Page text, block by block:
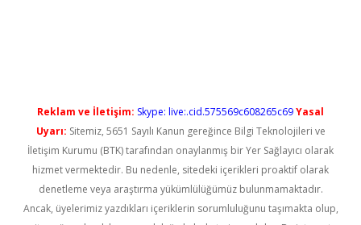
Reklam ve İletişim: Skype: live:.cid.575569c608265c69Yasal
Uyarı: Sitemiz, 5651 Sayılı Kanun gereğince Bilgi Teknolojileri ve
İletişim Kurumu (BTK) tarafından onaylanmış bir Yer Sağlayıcı olarak
hizmet vermektedir. Bu nedenle, sitedeki içerikleri proaktif olarak
denetleme veya araştırma yükümlülüğümüz bulunmamaktadır.
Ancak, üyelerimiz yazdıkları içeriklerin sorumluluğunu taşımakta olup,